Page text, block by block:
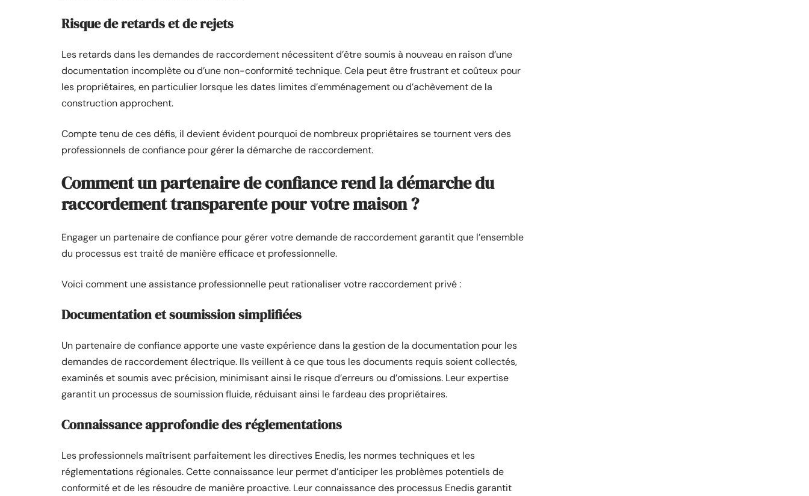
Risque de retards et de rejets
Les retards dans les demandes de raccordement nécessitent d’être soumis à nouveau en raison d’une
documentation incomplète ou d’une non-conformité technique. Cela peut être frustrant et coûteux pour
les propriétaires, en particulier lorsque les dates limites d’emménagement ou d’achèvement de la
construction approchent.
Compte tenu de ces défis, il devient évident pourquoi de nombreux propriétaires se tournent vers des
professionnels de confiance pour gérer la démarche de raccordement.
Comment un partenaire de confiance rend la démarche du
raccordement transparente pour votre maison ?
Engager un partenaire de confiance pour gérer votre demande de raccordement garantit que l’ensemble
du processus est traité de manière efficace et professionnelle.
Voici comment une assistance professionnelle peut rationaliser votre raccordement privé :
Documentation et soumission simplifiées
Un partenaire de confiance apporte une vaste expérience dans la gestion de la documentation pour les
demandes de raccordement électrique. Ils veillent à ce que tous les documents requis soient collectés,
examinés et soumis avec précision, minimisant ainsi le risque d’erreurs ou d’omissions. Leur expertise
garantit un processus de soumission fluide, réduisant ainsi le fardeau des propriétaires.
Connaissance approfondie des réglementations
Les professionnels maîtrisent parfaitement les directives Enedis, les normes techniques et les
réglementations régionales. Cette connaissance leur permet d’anticiper les problèmes potentiels de
conformité et de les résoudre de manière proactive. Leur connaissance des processus Enedis garantit